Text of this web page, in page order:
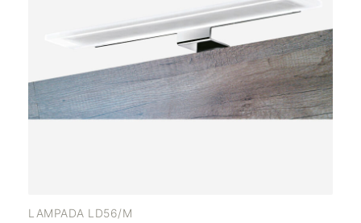
LAMPADA LD56/M